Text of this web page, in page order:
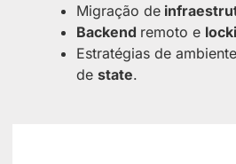
Migração de
Backend remoto e
Estratégias de
de state.